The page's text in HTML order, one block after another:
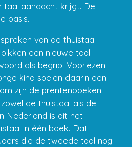
taal aandacht krijgt. De
basis.
van de thuistaal
een nieuwe taal
als begrip. Voorlezen
kind spelen daarin een
zijn de prentenboeken
de thuistaal als de
Nederland is dit het
in één boek. Dat
die de tweede taal nog